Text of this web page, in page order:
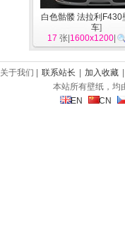
白色骷髅 法拉利F430
车]
17 张| 1600x1200
关于我们 | 联系站长 加入收藏
本站所有壁纸，均
EN
CN